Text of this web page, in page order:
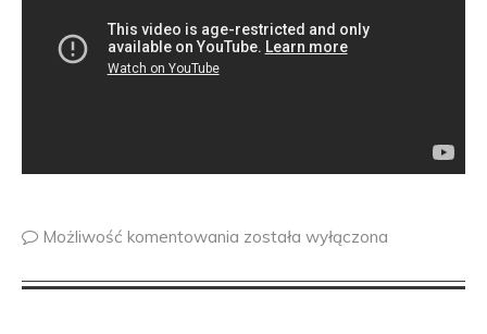
Możliwość komentowania została wyłączona